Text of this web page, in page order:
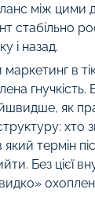
між цими
стабільно
і назад.
в
гнучкість.
як
хто
який термін
Без цієї